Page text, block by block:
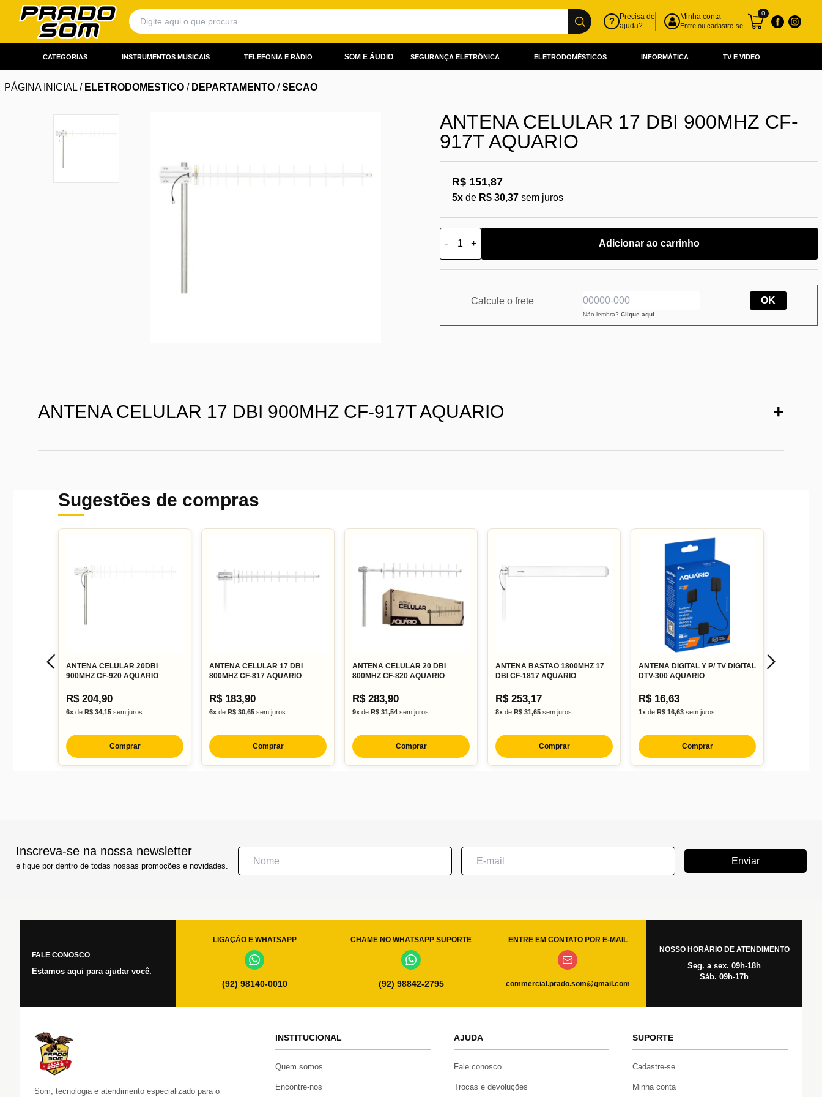
?
Precisa de
ajuda?
Minha conta
Entre ou cadastre-se
0
CATEGORIAS INSTRUMENTOS MUSICAIS TELEFONIA E RÁDIO SOM E ÁUDIO SEGURANÇA ELETRÔNICA ELETRODOMÉSTICOS INFORMÁTICA TV E VIDEO
PÁGINA INICIAL / ELETRODOMESTICO / DEPARTAMENTO /SECAO
ANTENA CELULAR 17 DBI 900MHZ CF-
917T AQUARIO
R$ 151,87
5xde R$ 30,37sem juros
- + Adicionar ao carrinho
Calcule o frete
Não lembra?Clique aqui
OK
ANTENA CELULAR 17 DBI 900MHZ CF-917T AQUARIO +
Sugestões de compras
ANTENA CELULAR 20DBI
900MHZ CF-920 AQUARIO
R$ 204,90
6x de R$ 34,15 sem juros
Comprar
ANTENA CELULAR 17 DBI
800MHZ CF-817 AQUARIO
R$ 183,90
6x de R$ 30,65 sem juros
Comprar
ANTENA CELULAR 20 DBI
800MHZ CF-820 AQUARIO
R$ 283,90
9x de R$ 31,54 sem juros
Comprar
ANTENA BASTAO 1800MHZ 17
DBI CF-1817 AQUARIO
R$ 253,17
8x de R$ 31,65 sem juros
Comprar
ANTENA DIGITAL Y P/ TV DIGITAL
DTV-300 AQUARIO
R$ 16,63
1x de R$ 16,63 sem juros
Comprar
Inscreva-se na nossa newsletter
e fique por dentro de todas nossas promoções e novidades. Enviar
FALE CONOSCO
Estamos aqui para ajudar você.
LIGAÇÃO E WHATSAPP
(92) 98140-0010
CHAME NO WHATSAPP SUPORTE
(92) 98842-2795
ENTRE EM CONTATO POR E-MAIL
commercial.prado.som@gmail.com
NOSSO HORÁRIO DE ATENDIMENTO
Seg. a sex. 09h-18h
Sáb. 09h-17h
Som, tecnologia e atendimento especializado para o
INSTITUCIONAL
Quem somos
Encontre-nos
AJUDA
Fale conosco
Trocas e devoluções
SUPORTE
Cadastre-se
Minha conta